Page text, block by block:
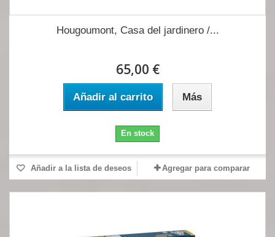
Hougoumont, Casa del jardinero /...
65,00 €
Añadir al carrito Más
En stock
Añadir a la lista de deseos Agregar para comparar